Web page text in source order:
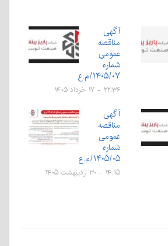
آگهی
مناقصه
عمومی
شماره
۱۴۰۵/۰۷/م.ع
۲۲:۳۶ - ۱۷ خرداد ۱۴۰۵
آگهی
مناقصه
عمومی
شماره
۱۴۰۵/۰۵/م.ع
۱۴:۱۵ - ۳۰ اردیبهشت ۱۴۰۵